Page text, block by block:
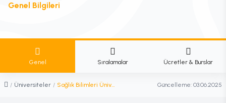
Genel Bilgileri
Genel Sıralamalar Ücretler & Burslar
/ Üniversiteler / Sağlık Bilimleri Üniversitesi Güncelleme: 03.06.2025